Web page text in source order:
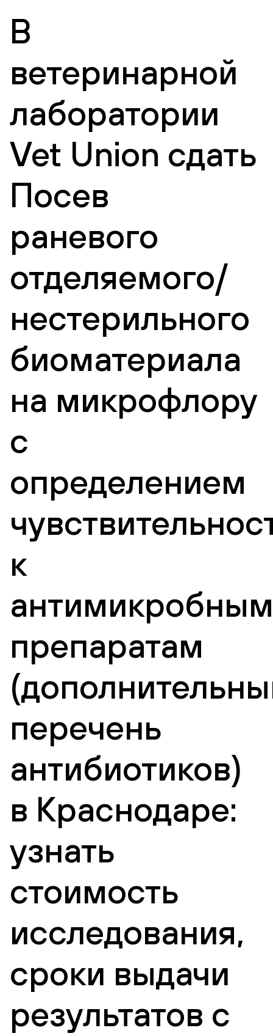
В
ветеринарной
лаборатории
Vet Union сдать
Посев
раневого
отделяемого/
нестерильного
биоматериала
на микрофлору
с
определением
к
антимикробным
препаратам
перечень
антибиотиков)
в Краснодаре:
узнать
стоимость
исследования,
сроки выдачи
результатов с